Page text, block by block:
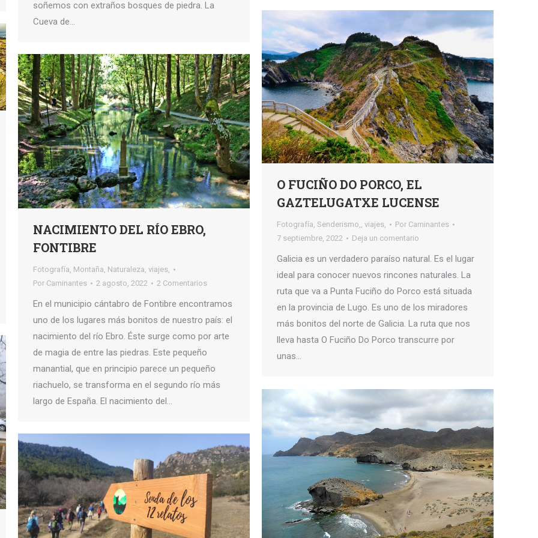
soñemos con extraños bosques de piedra. La
Cueva de…
O FUCIÑO DO PORCO, EL
GAZTELUGATXE LUCENSE
Fotografía, Senderismo,, viajes, Por Caminantes
7 septiembre, 2022
Deja un comentario
Galicia es un verdadero paraíso natural. Es el lugar
ideal para conocer nuevos rincones naturales. La
ruta que va a Punta Fuciño do Porco está situada
en la provincia de Lugo. Es uno de los miradores
más bonitos del norte de Galicia. La ruta que nos
lleva hasta O Fuciño Do Porco transcurre por
unas…
NACIMIENTO DEL RÍO EBRO,
FONTIBRE
Fotografía, Montaña, Naturaleza, viajes,
Por Caminantes 2 agosto, 2022 2 Comentarios
En el municipio cántabro de Fontibre encontramos
uno de los lugares más bonitos de nuestro país: el
nacimiento del río Ebro. Éste surge como por arte
de magia de entre las piedras. Este pequeño
manantial, que en principio parece un pequeño
riachuelo, se transforma en el segundo río más
largo de España. El nacimiento del…